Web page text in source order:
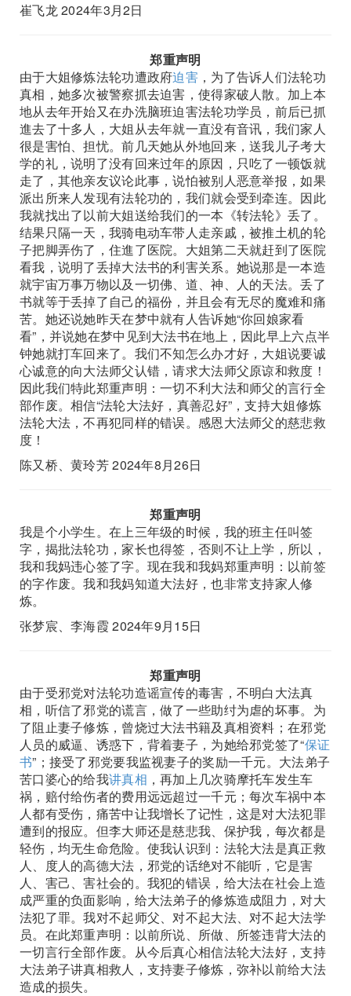
崔飞龙 2024年3月2日
郑重声明
由于大姐修炼法轮功遭政府迫害 ，为了告诉人们法轮功
真相，她多次被警察抓去迫害，使得家破人散。加上本
地从去年开始又在办洗脑班迫害法轮功学员，前后已抓
進去了十多人，大姐从去年就一直没有音讯，我们家人
很是害怕、担忧。前几天她从外地回来，送我儿子考大
学的礼，说明了没有回来过年的原因，只吃了一顿饭就
走了，其他亲友议论此事，说怕被别人恶意举报，如果
派出所来人发现有法轮功的，我们就会受到牵连。因此
我就找出了以前大姐送给我们的一本《转法轮》丢了。
结果只隔一天，我骑电动车带人走亲戚，被推土机的轮
子把脚弄伤了，住進了医院。大姐第二天就赶到了医院
看我，说明了丢掉大法书的利害关系。她说那是一本造
就宇宙万事万物以及一切佛、道、神、人的天法。丢了
书就等于丢掉了自己的福份，并且会有无尽的魔难和痛
苦。她还说她昨天在梦中就有人告诉她“你回娘家看
看”，并说她在梦中见到大法书在地上，因此早上六点半
钟她就打车回来了。我们不知怎么办才好，大姐说要诚
心诚意的向大法师父认错，请求大法师父原谅和救度！
因此我们特此郑重声明：一切不利大法和师父的言行全
部作废。相信“法轮大法好，真善忍好”，支持大姐修炼
法轮大法，不再犯同样的错误。感恩大法师父的慈悲救
度！
陈又桥、黄玲芳 2024年8月26日
郑重声明
我是个小学生。在上三年级的时候，我的班主任叫签
字，揭批法轮功，家长也得签，否则不让上学，所以，
我和我妈违心签了字。现在我和我妈郑重声明：以前签
的字作废。我和我妈知道大法好，也非常支持家人修
炼。
张梦宸、李海霞 2024年9月15日
郑重声明
由于受邪党对法轮功造谣宣传的毒害，不明白大法真
相，听信了邪党的谎言，做了一些助纣为虐的坏事。为
了阻止妻子修炼，曾烧过大法书籍及真相资料；在邪党
人员的威逼、诱惑下，背着妻子，为她给邪党签了“保证
书”；接受了邪党要我监视妻子的奖励一千元。大法弟子
苦口婆心的给我讲真相 ，再加上几次骑摩托车发生车
祸，赔付给伤者的费用远远超过一千元；每次车祸中本
人都有受伤，痛苦中让我增长了记性，这是对大法犯罪
遭到的报应。但李大师还是慈悲我、保护我，每次都是
轻伤，均无生命危险。使我认识到：法轮大法是真正救
人、度人的高德大法，邪党的话绝对不能听，它是害
人、害己、害社会的。我犯的错误，给大法在社会上造
成严重的负面影响，给大法弟子的修炼造成阻力，对大
法犯了罪。我对不起师父、对不起大法、对不起大法学
员。在此郑重声明：以前所说、所做、所签违背大法的
一切言行全部作废。从今后真心相信法轮大法好，支持
大法弟子讲真相救人，支持妻子修炼，弥补以前给大法
造成的损失。